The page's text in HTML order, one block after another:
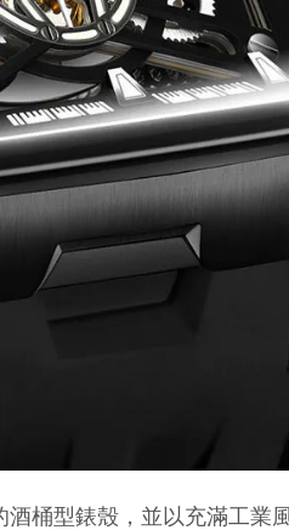
酒桶型錶殼，並以充滿工業